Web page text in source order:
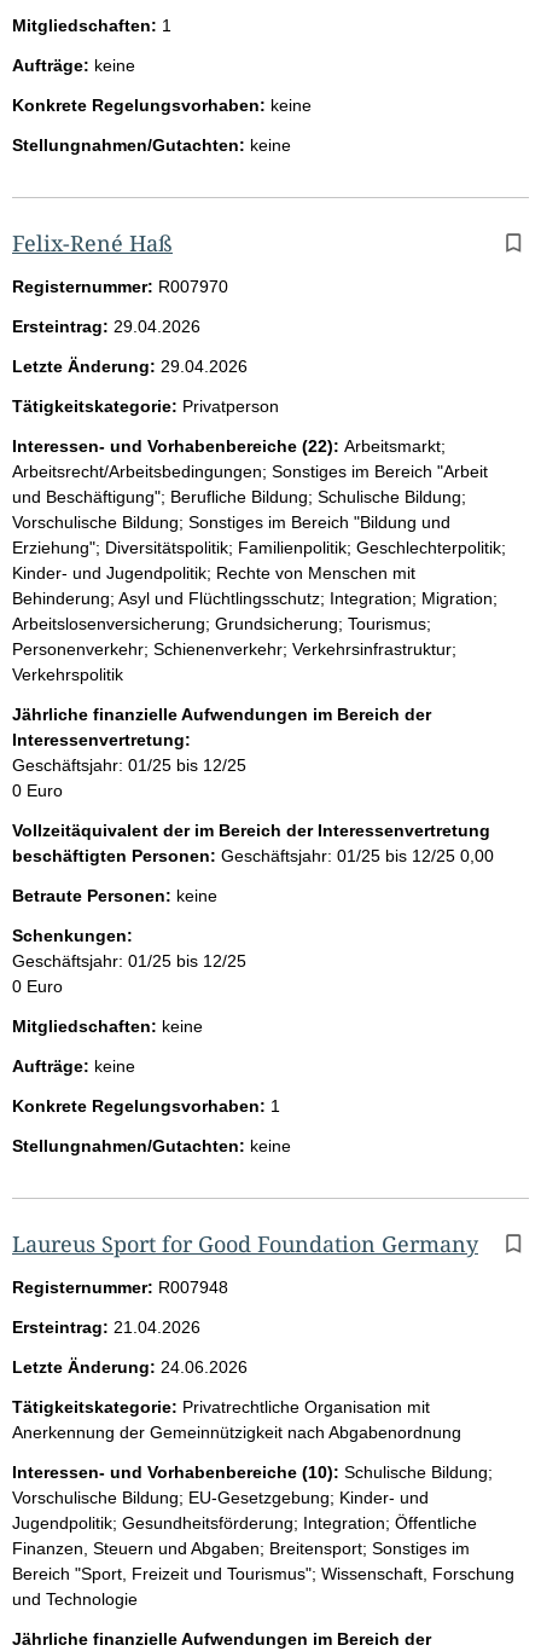
Mitgliedschaften: 1
Aufträge: keine
Konkrete Regelungsvorhaben: keine
Stellungnahmen/Gutachten: keine
Felix-René Haß
Registernummer: R007970
Ersteintrag: 29.04.2026
Letzte Änderung: 29.04.2026
Tätigkeitskategorie: Privatperson
Interessen- und Vorhabenbereiche (22): Arbeitsmarkt;
Arbeitsrecht/Arbeitsbedingungen; Sonstiges im Bereich "Arbeit
und Beschäftigung"; Berufliche Bildung; Schulische Bildung;
Vorschulische Bildung; Sonstiges im Bereich "Bildung und
Erziehung"; Diversitätspolitik; Familienpolitik; Geschlechterpolitik;
Kinder- und Jugendpolitik; Rechte von Menschen mit
Behinderung; Asyl und Flüchtlingsschutz; Integration; Migration;
Arbeitslosenversicherung; Grundsicherung; Tourismus;
Personenverkehr; Schienenverkehr; Verkehrsinfrastruktur;
Verkehrspolitik
Jährliche finanzielle Aufwendungen im Bereich der
Interessenvertretung:
Geschäftsjahr: 01/25 bis 12/25
0 Euro
Vollzeitäquivalent der im Bereich der Interessenvertretung
beschäftigten Personen: Geschäftsjahr: 01/25 bis 12/25 0,00
Betraute Personen: keine
Schenkungen:
Geschäftsjahr: 01/25 bis 12/25
0 Euro
Mitgliedschaften: keine
Aufträge: keine
Konkrete Regelungsvorhaben: 1
Stellungnahmen/Gutachten: keine
Laureus Sport for Good Foundation Germany
Registernummer: R007948
Ersteintrag: 21.04.2026
Letzte Änderung: 24.06.2026
Tätigkeitskategorie: Privatrechtliche Organisation mit
Anerkennung der Gemeinnützigkeit nach Abgabenordnung
Interessen- und Vorhabenbereiche (10): Schulische Bildung;
Vorschulische Bildung; EU-Gesetzgebung; Kinder- und
Jugendpolitik; Gesundheitsförderung; Integration; Öffentliche
Finanzen, Steuern und Abgaben; Breitensport; Sonstiges im
Bereich "Sport, Freizeit und Tourismus"; Wissenschaft, Forschung
und Technologie
Jährliche finanzielle Aufwendungen im Bereich der